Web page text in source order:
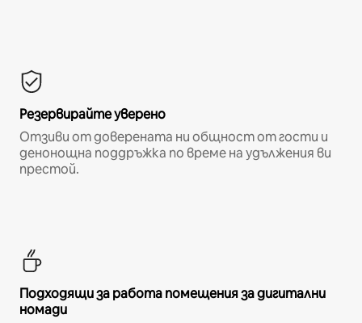
Резервирайте уверено
Отзиви от доверената ни общност от гости и
денонощна поддръжка по време на удължения ви
престой.
Подходящи за работа помещения за дигитални
номади